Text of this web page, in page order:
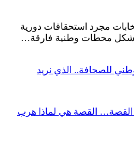
مجرد استحقاقات دورية
يشكل محطات وطنية فارقة…
للصحافة.. الذي نريد
القصة هي لماذا هرب